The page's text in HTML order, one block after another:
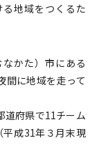
地域をつくるた
なかた）市にある
間に地域を走って
道府県で11チーム
成31年３月末現